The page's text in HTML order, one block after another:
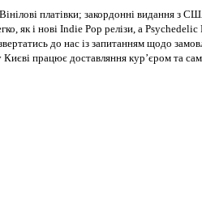
платівки; закордонні видання з
як і нові Indie Pop релізи, а
до нас із запитанням щодо
Києві працює доставляння кур’єром та